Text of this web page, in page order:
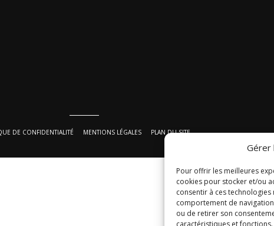
Gérer
Pour offrir les meilleures
cookies pour stocker et/ou
consentir à ces
comportement de
ou de retirer son
caractéristiques et fonctions.
DE CONFIDENTIALITÉ MENTIONS LÉGALES PLAN DU SITE